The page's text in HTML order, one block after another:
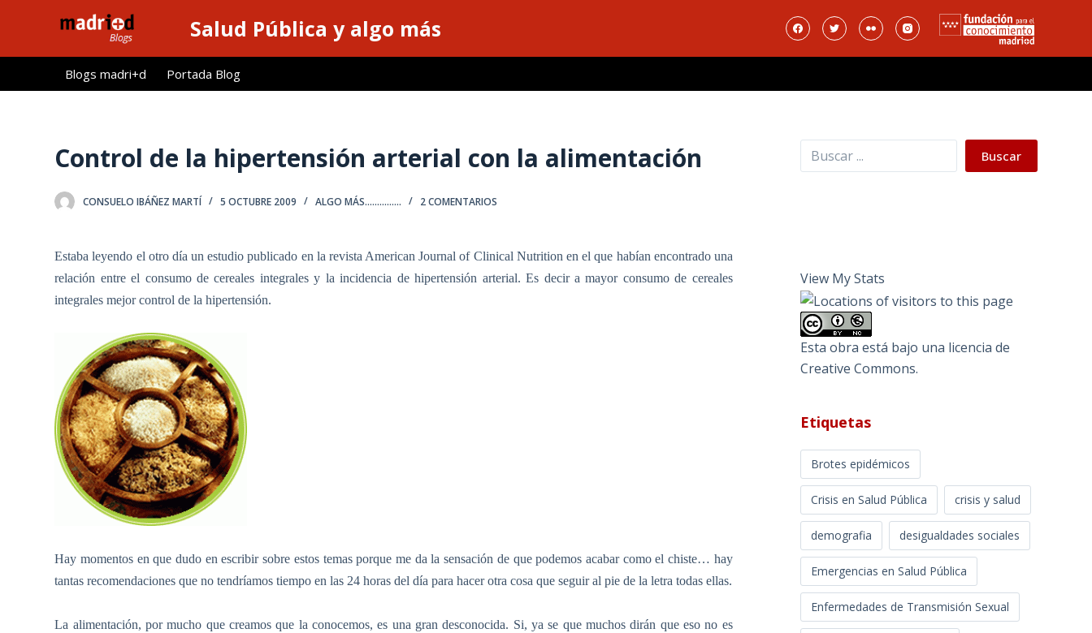
l
Salud Pública y algo más
Blogs madri+d Portada Blog
Control de la hipertensión arterial con la alimentación
CONSUELO IBÁÑEZ MARTÍ 5 OCTUBRE 2009 ALGO MÁS............... 2 COMENTARIOS
Estaba leyendo el otro día un estudio publicado en la revista American Journal of Clinical Nutrition en el que habían encontrado una
relación entre el consumo de cereales integrales y la incidencia de hipertensión arterial. Es decir a mayor consumo de cereales
integrales mejor control de la hipertensión.
Hay momentos en que dudo en escribir sobre estos temas porque me da la sensación de que podemos acabar como el chiste… hay
tantas recomendaciones que no tendríamos tiempo en las 24 horas del día para hacer otra cosa que seguir al pie de la letra todas ellas.
La alimentación, por mucho que creamos que la conocemos, es una gran desconocida. Si, ya se que muchos dirán que eso no es
Buscar Buscar
View My Stats
Esta obra está bajo una licencia de
Creative Commons.
Etiquetas
Brotes epidémicos
Crisis en Salud Pública crisis y salud
demografia desigualdades sociales
Emergencias en Salud Pública
Enfermedades de Transmisión Sexual